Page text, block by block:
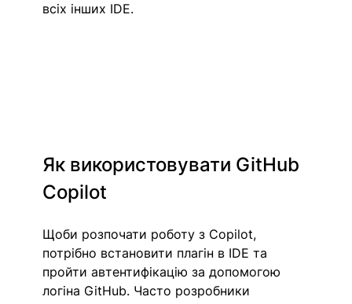
всіх інших IDE.
Як використовувати GitHub
Copilot
Щоби розпочати роботу з Copilot,
потрібно встановити плагін в IDE та
пройти автентифікацію за допомогою
логіна GitHub. Часто розробники